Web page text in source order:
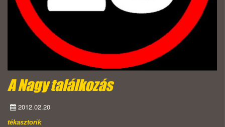
A Nagy találkozás
2012.02.20
tékasztorik